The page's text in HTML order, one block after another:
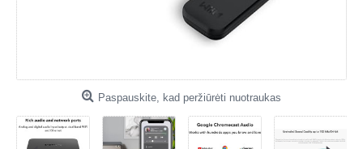
Paspauskite, kad peržiūrėti nuotraukas